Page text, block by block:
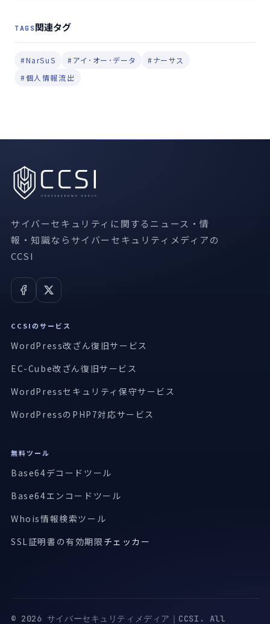
TAGS関連タグ
#NarSuS #アイ･オー･データ
#ナーサス
#個人情報流出
サイバーセキュリティに関するニュース・情
報・知識ならサイバーセキュリティメディアの
CCSI
CCSIのサービス
WordPress改ざん復旧サービス
EC-Cube改ざん復旧サービス
WordPressセキュリティ保守サービス
WordPressのPHP7対応サービス
無料ツール
Base64デコードツール
Base64エンコードツール
Whois情報検索ツール
SSL証明書の有効期限 チェッカー
© 2026 サイバーセキュリティメディア｜CCSI. All